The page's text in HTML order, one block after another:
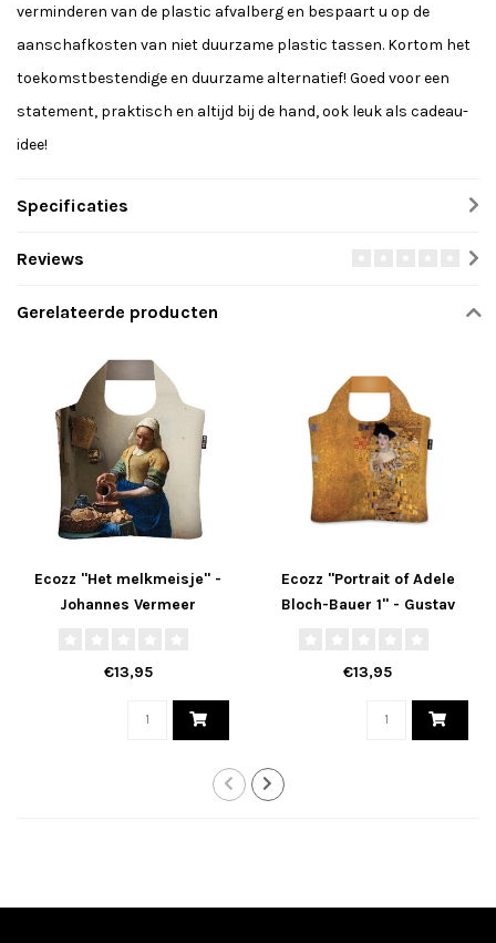
verminderen van de plastic afvalberg en bespaart u op de
aanschafkosten van niet duurzame plastic tassen. Kortom het
toekomstbestendige en duurzame alternatief! Goed voor een
statement, praktisch en altijd bij de hand, ook leuk als cadeau-
idee!
Specificaties
Reviews
Gerelateerde producten
Ecozz "Het melkmeisje" -
Johannes Vermeer
€13,95
Ecozz "Portrait of Adele
Bloch-Bauer 1" - Gustav
€13,95